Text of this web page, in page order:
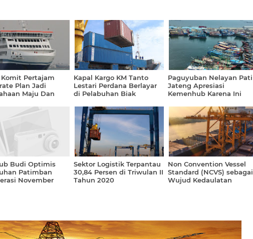
Komit Pertajam
Plan Jadi
Maju Dan
Kapal Kargo KM Tanto
Lestari Perdana Berlayar
di Pelabuhan Biak
Paguyuban Nelayan Pati
Jateng Apresiasi
Kemenhub Karena Ini
Budi Optimis
Patimban
November
Sektor Logistik Terpantau
30,84 Persen di Triwulan II
Tahun 2020
Non Convention Vessel
Standard (NCVS) sebagai
Wujud Kedaulatan